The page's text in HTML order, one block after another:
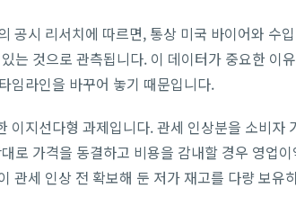
시 리서치에 따르면, 통상 미국 바이어와 수
는 것으로 관측됩니다. 이 데이터가 중요한 이
임라인을 바꾸어 놓기 때문입니다.
이지선다형 과제입니다. 관세 인상분을 소비자
로 가격을 동결하고 비용을 감내할 경우 영업이
관세 인상 전 확보해 둔 저가 재고를 다량 보유